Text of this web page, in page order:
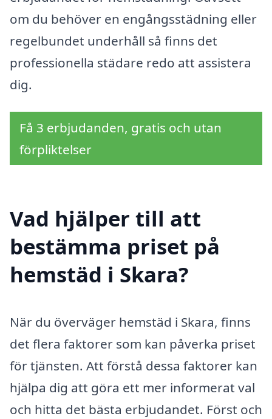
om du behöver en engångsstädning eller
regelbundet underhåll så finns det
professionella städare redo att assistera
dig.
Få 3 erbjudanden, gratis och utan
förpliktelser
Vad hjälper till att
bestämma priset på
hemstäd i Skara?
När du överväger hemstäd i Skara, finns
det flera faktorer som kan påverka priset
för tjänsten. Att förstå dessa faktorer kan
hjälpa dig att göra ett mer informerat val
och hitta det bästa erbjudandet. Först och